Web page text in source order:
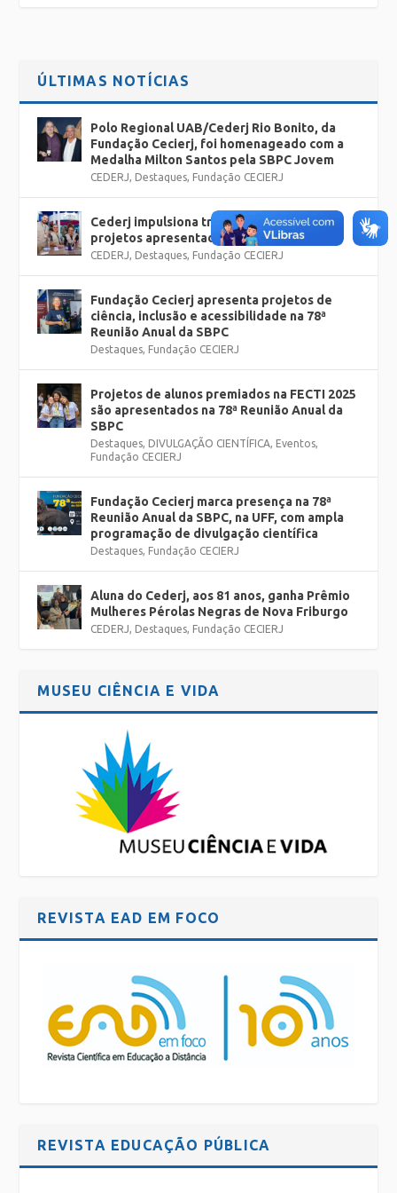
ÚLTIMAS NOTÍCIAS
Polo Regional UAB/Cederj Rio Bonito, da
Fundação Cecierj, foi homenageado com a
Medalha Milton Santos pela SBPC Jovem
CEDERJ, Destaques, Fundação CECIERJ
Cederj impulsiona trajetórias e fortalece
projetos apresentados na SBPC
CEDERJ, Destaques, Fundação CECIERJ
Fundação Cecierj apresenta projetos de
ciência, inclusão e acessibilidade na 78ª
Reunião Anual da SBPC
Destaques, Fundação CECIERJ
Projetos de alunos premiados na FECTI 2025
são apresentados na 78ª Reunião Anual da
SBPC
Destaques, DIVULGAÇÃO CIENTÍFICA, Eventos,
Fundação CECIERJ
Fundação Cecierj marca presença na 78ª
Reunião Anual da SBPC, na UFF, com ampla
programação de divulgação científica
Destaques, Fundação CECIERJ
Aluna do Cederj, aos 81 anos, ganha Prêmio
Mulheres Pérolas Negras de Nova Friburgo
CEDERJ, Destaques, Fundação CECIERJ
MUSEU CIÊNCIA E VIDA
REVISTA EAD EM FOCO
REVISTA EDUCAÇÃO PÚBLICA